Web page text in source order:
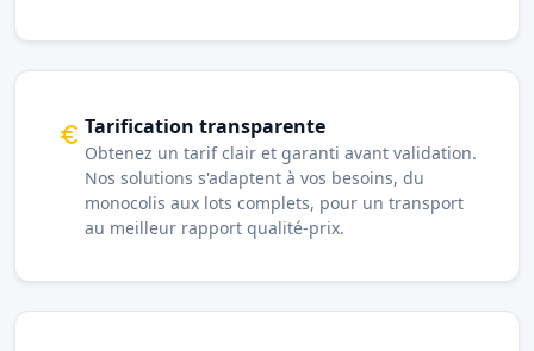
Tarification transparente
Obtenez un tarif clair et garanti avant validation.
Nos solutions s'adaptent à vos besoins, du
monocolis aux lots complets, pour un transport
au meilleur rapport qualité-prix.